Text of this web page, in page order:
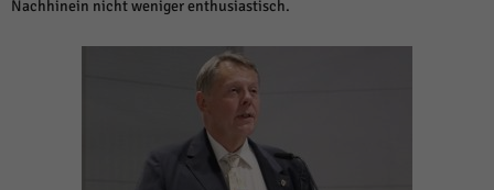
Nachhinein nicht weniger enthusiastisch.
Externe Medien (6)
Inhalte von Videoplattformen und Social-Media-Plattformen werden
standardmäßig blockiert. Wenn Cookies von externen Medien akzeptiert
werden, bedarf der Zugriff auf diese Inhalte keiner manuellen Einwilligung
Cookie-Informationen anzeigen
Datenschutzerklärung